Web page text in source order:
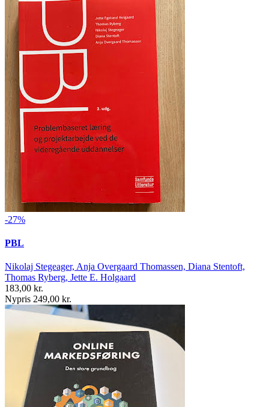
-27%
PBL
Nikolaj Stegeager, Anja Overgaard Thomassen, Diana Stentoft,
Thomas Ryberg, Jette E. Holgaard
183,00 kr.
Nypris 249,00 kr.